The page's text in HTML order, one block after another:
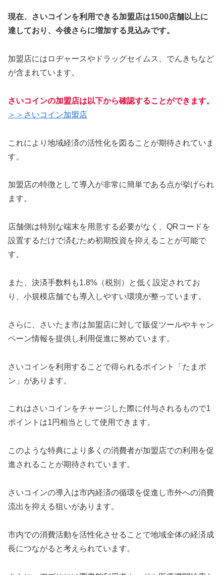
現在、さいコインを利用できる加盟店は1500店舗以上に
達しており、今後さらに増加する見込みです。
加盟店にはロヂャースやドラッグセイムス、でんきちなど
が含まれています。
さいコインの加盟店は以下から確認することができます。
＞＞さいコイン加盟店
これにより地域経済の活性化を図ることが期待されていま
す。
加盟店の特徴として導入が非常に簡単である点が挙げられ
ます。
店舗側は特別な端末を用意する必要がなく、QRコードを
設置するだけで済むため初期投資を抑えることが可能で
す。
また、決済手数料も1.8%（税別）と低く設定されてお
り、小規模店舗でも導入しやすい環境が整っています。
さらに、さいたま市は加盟店に対して販促ツールやキャン
ペーン情報を提供し利用促進に努めています。
さいコインを利用することで得られるポイント「たまポ
ン」があります。
これはさいコインをチャージした際に付与されるもので1
ポイントは1円相当として使用できます。
このような特典により多くの消費者が加盟店での利用を促
進されることが期待されています。
さいコインの導入は市内経済の循環を促進し市外への消費
流出を抑える狙いがあります。
市内での消費活動を活性化させることで地域全体の経済成
長につながると考えられています。